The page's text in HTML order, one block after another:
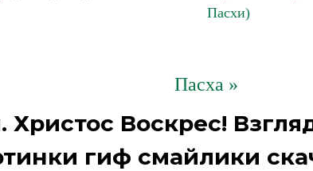
Пасхи)
Пасха »
Христос Воскрес!
гиф смайлики